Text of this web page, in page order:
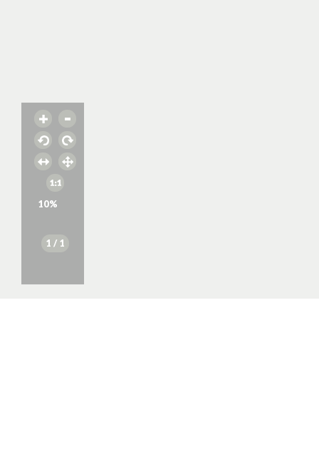
10%
1 / 1